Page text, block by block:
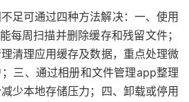
足可通过四种方法解决：一、使用
每周扫描并删除缓存和残留文件；
清理应用缓存及数据，重点处理微
三、通过相册和文件管理app整理
少本地存储压力；四、卸载或停用